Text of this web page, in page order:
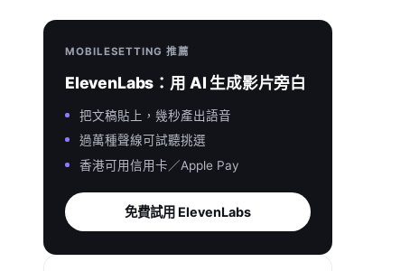
MOBILESETTING 推薦
ElevenLabs：用 AI 生成影片旁白
把文稿貼上，幾秒產出語音
過萬種聲線可試聽挑選
香港可用信用卡／Apple Pay
免費試用 ElevenLabs